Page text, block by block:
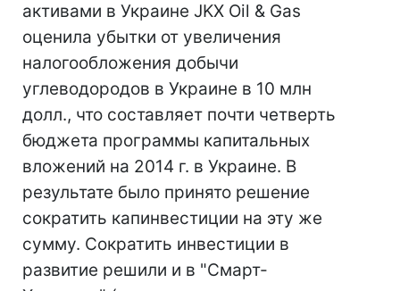
активами в Украине JKX Oil & Gas
оценила убытки от увеличения
налогообложения добычи
углеводородов в Украине в 10 млн
долл., что составляет почти четверть
бюджета программы капитальных
вложений на 2014 г. в Украине. В
результате было принято решение
сократить капинвестиции на эту же
сумму. Сократить инвестиции в
развитие решили и в "Смарт-